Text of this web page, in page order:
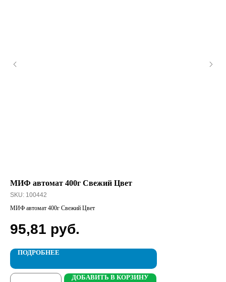
МИФ автомат 400г Свежий Цвет
SKU: 100442
МИФ автомат 400г Свежий Цвет
95,81 руб.
ПОДРОБНЕЕ
ДОБАВИТЬ В КОРЗИНУ